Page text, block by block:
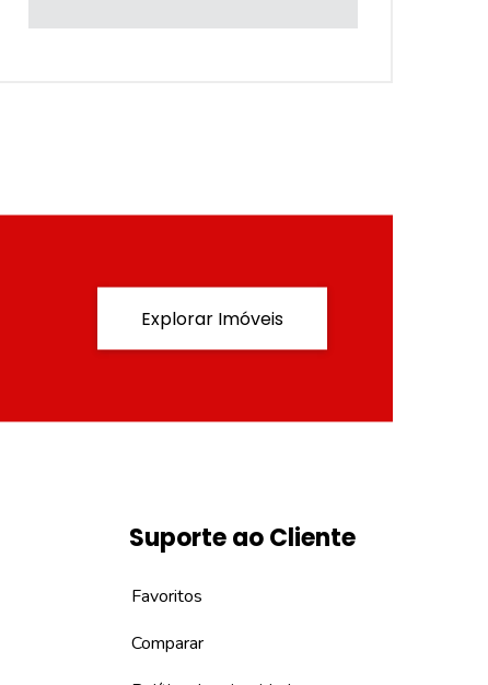
Explorar Imóveis
Suporte ao Cliente
Favoritos
Comparar